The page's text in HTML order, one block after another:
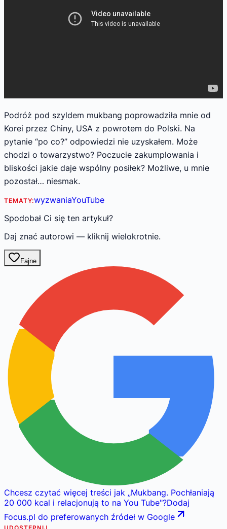
Podróż pod szyldem mukbang poprowadziła mnie od
Korei przez Chiny, USA z powrotem do Polski. Na
pytanie “po co?” odpowiedzi nie uzyskałem. Może
chodzi o towarzystwo? Poczucie zakumplowania i
bliskości jakie daje wspólny posiłek? Możliwe, u mnie
pozostał… niesmak.
TEMATY:wyzwaniaYouTube
Spodobał Ci się ten artykuł?
Daj znać autorowi — kliknij wielokrotnie.
Fajne
Chcesz czytać więcej treści jak „Mukbang. Pochłaniają
20 000 kcal i relacjonują to na You Tube"?Dodaj
Focus.pl do preferowanych źródeł w Google